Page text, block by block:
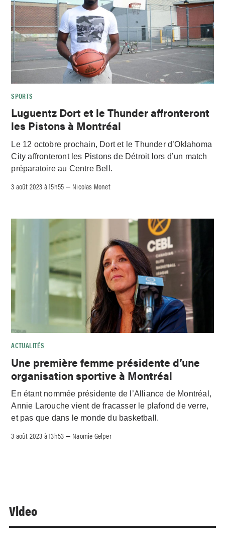
SPORTS
Luguentz Dort et le Thunder affronteront
les Pistons à Montréal
Le 12 octobre prochain, Dort et le Thunder d’Oklahoma
City affronteront les Pistons de Détroit lors d’un match
préparatoire au Centre Bell.
3 août 2023 à 15h55 – Nicolas Monet
ACTUALITÉS
Une première femme présidente d’une
organisation sportive à Montréal
En étant nommée présidente de l’Alliance de Montréal,
Annie Larouche vient de fracasser le plafond de verre,
et pas que dans le monde du basketball.
3 août 2023 à 13h53 – Naomie Gelper
Video